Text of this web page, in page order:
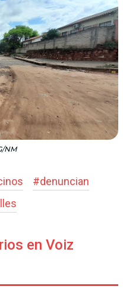
NM
#denuncian
en Voiz